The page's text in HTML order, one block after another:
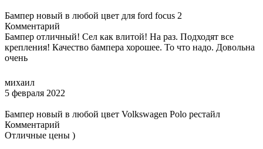
Бампер новый в любой цвет для ford focus 2
Комментарий
Бампер отличный! Сел как влитой! На раз. Подходят все
крепления! Качество бампера хорошее. То что надо. Довольна
очень
михаил
5 февраля 2022
Бампер новый в любой цвет Volkswagen Polo рестайл
Комментарий
Отличные цены )